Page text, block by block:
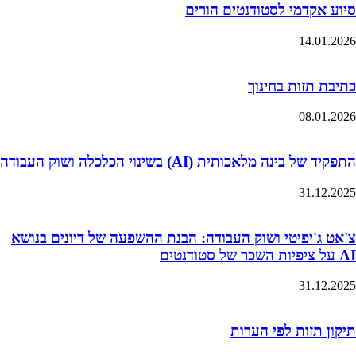
סיוע אקדמי לסטודנטים הורים
14.01.2026
כתיבת תזות בחינוך
08.01.2026
התפקיד של בינה מלאכותית (AI) בשינוי הכלכלה ושוק העבודה
31.12.2025
צ'אט ג'יפיטי ושוק העבודה: הבנת ההשפעה של דיונים בנושא
AI על ציפיות השכר של סטודנטים
31.12.2025
תיקון תזות לפי הערות